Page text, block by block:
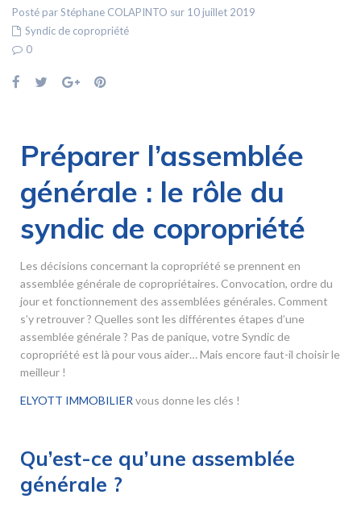
Posté par Stéphane COLAPINTO sur 10 juillet 2019
Syndic de copropriété
0
Préparer l’assemblée
générale : le rôle du
syndic de copropriété
Les décisions concernant la copropriété se prennent en
assemblée générale de copropriétaires. Convocation, ordre du
jour et fonctionnement des assemblées générales. Comment
s’y retrouver ? Quelles sont les différentes étapes d’une
assemblée générale ? Pas de panique, votre Syndic de
copropriété est là pour vous aider… Mais encore faut-il choisir le
meilleur !
ELYOTT IMMOBILIER vous donne les clés !
Qu’est-ce qu’une assemblée
générale ?